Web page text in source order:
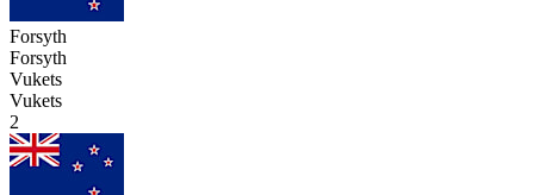
Forsyth
Forsyth
Vukets
Vukets
2